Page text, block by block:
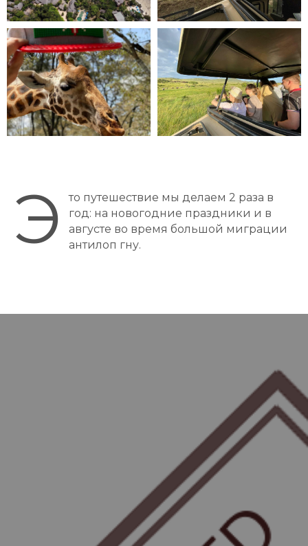
Э
то путешествие мы делаем 2 раза в
год: на новогодние праздники и в
августе во время большой миграции
антилоп гну.